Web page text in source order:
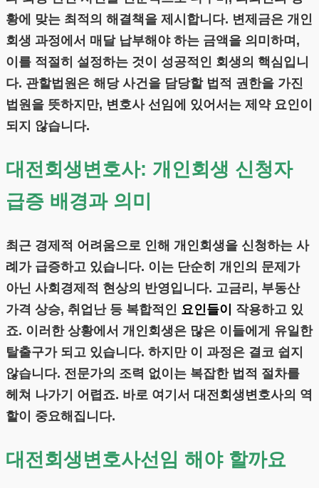
황에 맞는 최적의 해결책을 제시합니다. 변제금은 개인
회생 과정에서 매달 납부해야 하는 금액을 의미하며,
이를 적절히 설정하는 것이 성공적인 회생의 핵심입니
다. 관할법원은 해당 사건을 담당할 법적 권한을 가진
법원을 뜻하지만, 변호사 선임에 있어서는 제약 요인이
되지 않습니다.
대전회생변호사: 개인회생 신청자
급증 배경과 의미
최근 경제적 어려움으로 인해 개인회생을 신청하는 사
례가 급증하고 있습니다. 이는 단순히 개인의 문제가
아닌 사회경제적 현상의 반영입니다. 고금리, 부동산
가격 상승, 취업난 등 복합적인 요인들이 작용하고 있
죠. 이러한 상황에서 개인회생은 많은 이들에게 유일한
탈출구가 되고 있습니다. 하지만 이 과정은 결코 쉽지
않습니다. 전문가의 조력 없이는 복잡한 법적 절차를
헤쳐 나가기 어렵죠. 바로 여기서 대전회생변호사의 역
할이 중요해집니다.
대전회생변호사선임 해야 할까요